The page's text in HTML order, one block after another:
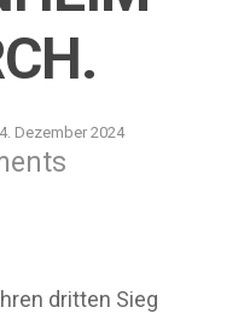
Dezember 2024
dritten Sieg